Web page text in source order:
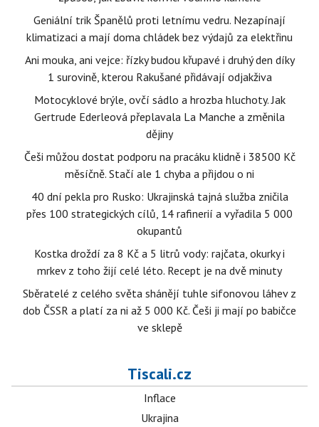
Geniální trik Španělů proti letnímu vedru. Nezapínají
klimatizaci a mají doma chládek bez výdajů za elektřinu
Ani mouka, ani vejce: řízky budou křupavé i druhý den díky
1 surovině, kterou Rakušané přidávají odjakživa
Motocyklové brýle, ovčí sádlo a hrozba hluchoty. Jak
Gertrude Ederleová přeplavala La Manche a změnila
dějiny
Češi můžou dostat podporu na pracáku klidně i 38500 Kč
měsíčně. Stačí ale 1 chyba a přijdou o ni
40 dní pekla pro Rusko: Ukrajinská tajná služba zničila
přes 100 strategických cílů, 14 rafinerií a vyřadila 5 000
okupantů
Kostka droždí za 8 Kč a 5 litrů vody: rajčata, okurky i
mrkev z toho žijí celé léto. Recept je na dvě minuty
Sběratelé z celého světa shánějí tuhle sifonovou láhev z
dob ČSSR a platí za ni až 5 000 Kč. Češi ji mají po babičce
ve sklepě
Tiscali.cz
Inflace
Ukrajina